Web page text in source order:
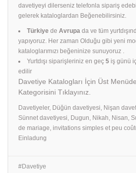
davetiyeyi dilerseniz telefonla sipariş
gelerek kataloglardan Beğenebilirsiniz.
Türkiye de Avrupa da ve tüm
yapıyoruz. Her zaman Olduğu gibi yeni
kataloglarımızı beğeninize sunuyoruz .
Yurtdışı siparişleriniz en geç 5 iş günü
edilir
Davetiye Katalogları İçin Üst
Kategorisini Tıklayınız.
Davetiyeler, Düğün davetiyesi, Nişan
Sünnet davetiyesi, Dugun, Nikah, Nisan,
de mariage, invitations simples et peu
Einladung
Davetiye